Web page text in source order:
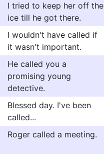
I tried to keep her off the
ice till he got there.
I wouldn't have called if
it wasn't important.
He called you a
promising young
detective.
Blessed day. I've been
called...
Roger called a meeting.